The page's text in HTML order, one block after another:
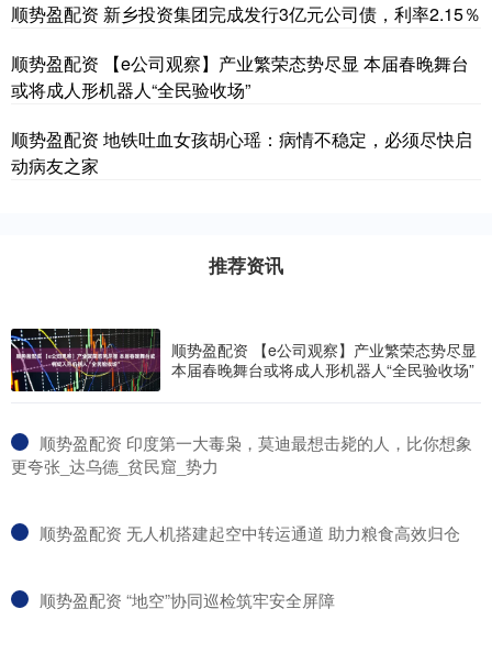
顺势盈配资 新乡投资集团完成发行3亿元公司债，利率2.15％
顺势盈配资 【e公司观察】产业繁荣态势尽显 本届春晚舞台
或将成人形机器人“全民验收场”
顺势盈配资 地铁吐血女孩胡心瑶：病情不稳定，必须尽快启
动病友之家
推荐资讯
顺势盈配资 【e公司观察】产业繁荣态势尽显
本届春晚舞台或将成人形机器人“全民验收场”
​顺势盈配资 印度第一大毒枭，莫迪最想击毙的人，比你想象
更夸张_达乌德_贫民窟_势力
​顺势盈配资 无人机搭建起空中转运通道 助力粮食高效归仓
​顺势盈配资 “地空”协同巡检筑牢安全屏障